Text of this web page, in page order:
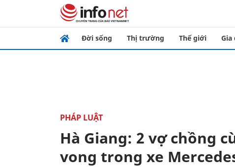
Đời sống Thị trường Thế giới Gia
PHÁP LUẬT
Hà Giang: 2 vợ chồng
vong trong xe